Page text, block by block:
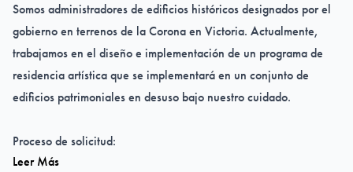
Somos administradores de edificios históricos designados por el
gobierno en terrenos de la Corona en Victoria. Actualmente,
trabajamos en el diseño e implementación de un programa de
residencia artística que se implementará en un conjunto de
edificios patrimoniales en desuso bajo nuestro cuidado.
Proceso de solicitud:
Aplicación digital
Leer Más